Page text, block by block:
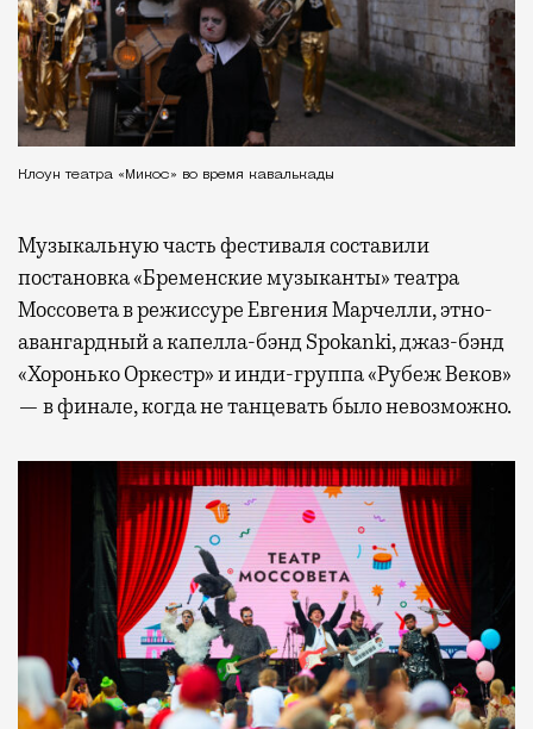
Клоун театра «Микос» во время кавалькады
Музыкальную часть фестиваля составили
постановка «Бременские музыканты» театра
Моссовета в режиссуре Евгения Марчелли, этно-
авангардный а капелла-бэнд Spokanki, джаз-бэнд
«Хоронько Оркестр» и инди-группа «Рубеж Веков»
— в финале, когда не танцевать было невозможно.